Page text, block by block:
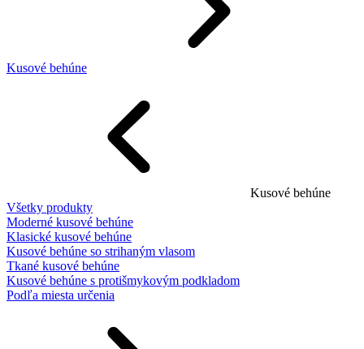
Kusové behúne
Kusové behúne
Všetky produkty
Moderné kusové behúne
Klasické kusové behúne
Kusové behúne so strihaným vlasom
Tkané kusové behúne
Kusové behúne s protišmykovým podkladom
Podľa miesta určenia